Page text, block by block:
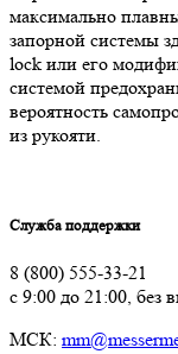
максимально
запорной системы
lock или его
системой
вероятность
из рукояти.
Служба поддержки
8 (800) 555-33-21
с 9:00 до 21:00, без
МСК: